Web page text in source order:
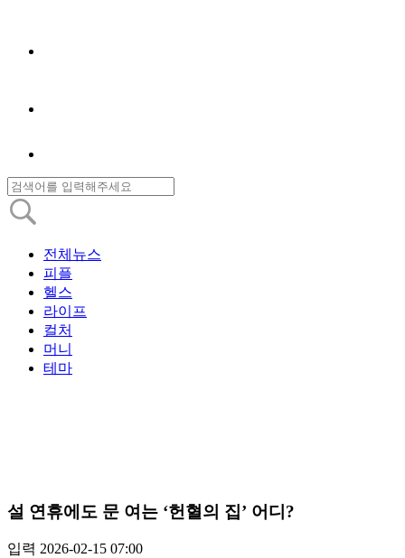
전체뉴스
피플
헬스
라이프
컬처
머니
테마
설 연휴에도 문 여는 ‘헌혈의 집’ 어디?
입력 2026-02-15 07:00